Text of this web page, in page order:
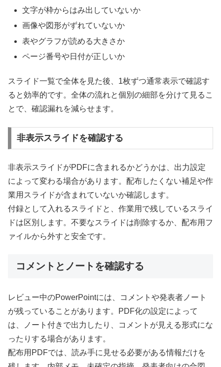
文字が枠からはみ出していないか
画像や図形がずれていないか
表やグラフが読める大きさか
ページ番号や日付が正しいか
スライド一覧で全体を見た後、1枚ずつ通常表示で確認す
ると効率的です。全体の流れと個別の細部を分けて見るこ
とで、確認漏れを減らせます。
非表示スライドを確認する
非表示スライドがPDFに含まれるかどうかは、出力設定
によって変わる場合があります。配布したくない補足や作
業用スライドが含まれていないか確認します。
付録として入れるスライドと、作業用で残しているスライ
ドは区別します。不要なスライドは削除するか、配布用フ
ァイルから外すと安全です。
コメントとノートを確認する
レビュー中のPowerPointには、コメントや発表者ノート
が残っていることがあります。PDF化の設定によって
は、ノート付きで出力したり、コメントが見える形式にな
ったりする場合があります。
配布用PDFでは、読み手に見せる必要がある情報だけを